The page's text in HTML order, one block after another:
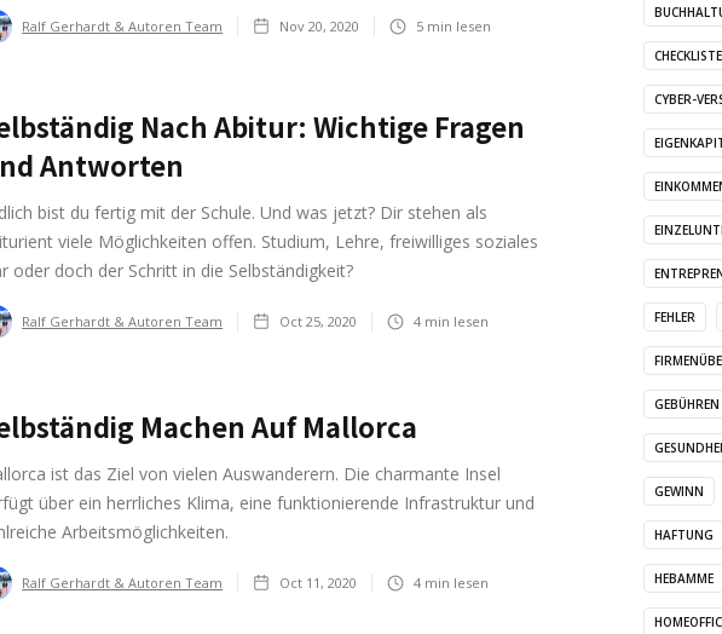
Ralf Gerhardt & Autoren Team Nov 20, 2020 5 min lesen
Nach Abitur: Wichtige Fragen
Antworten
bist du fertig mit der Schule. Und was jetzt? Dir stehen als
viele Möglichkeiten offen. Studium, Lehre, freiwilliges soziales
oder doch der Schritt in die Selbständigkeit?
Ralf Gerhardt & Autoren Team Oct 25, 2020 4 min lesen
Machen Auf Mallorca
ist das Ziel von vielen Auswanderern. Die charmante Insel
über ein herrliches Klima, eine funktionierende Infrastruktur und
Arbeitsmöglichkeiten.
Ralf Gerhardt & Autoren Team Oct 11, 2020 4 min lesen
CHECKLISTE
CYBER-
FEHLER
GEBÜHREN
GEWINN
HAFTUNG
HEBAMME